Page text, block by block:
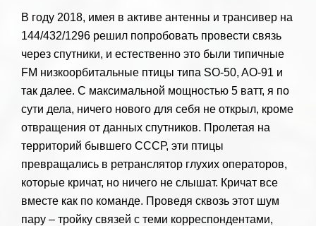
В году 2018, имея в активе антенны и трансивер на
144/432/1296 решил попробовать провести связь
через спутники, и естественно это были типичные
FM низкоорбитальные птицы типа SO-50, AO-91 и
так далее. С максимальной мощностью 5 ватт, я по
сути дела, ничего нового для себя не открыл, кроме
отвращения от данных спутников. Пролетая на
территорий бывшего СССР, эти птицы
превращались в ретранслятор глухих операторов,
которые кричат, но ничего не слышат. Кричат все
вместе как по команде. Проведя сквозь этот шум
пару – тройку связей с теми корреспондентами,